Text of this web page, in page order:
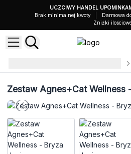
UCZCIWY HANDEL
Brak minimalnej kwoty
Darmowa
Zniżki
Zestaw Agnes+Cat Wellness